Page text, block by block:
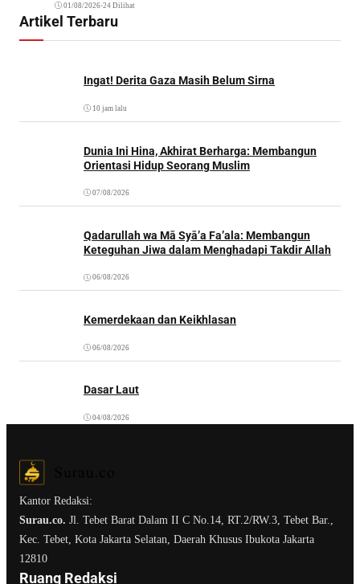
01/08/2026•24 Dilihat
Artikel Terbaru
Ingat! Derita Gaza Masih Belum Sirna
10 jam lalu
Dunia Ini Hina, Akhirat Berharga: Membangun
Orientasi Hidup Seorang Muslim
07/08/2026
Qadarullah wa Mā Syā’a Fa’ala: Membangun
Keteguhan Jiwa dalam Menghadapi Takdir Allah
06/08/2026
Kemerdekaan dan Keikhlasan
06/08/2026
Dasar Laut
04/08/2026
Kantor Redaksi:
Surau.co. Jl. Tebet Barat Dalam II C No.14, RT.2/RW.3, Tebet Bar.,
Kec. Tebet, Kota Jakarta Selatan, Daerah Khusus Ibukota Jakarta
12810
Ruang Redaksi